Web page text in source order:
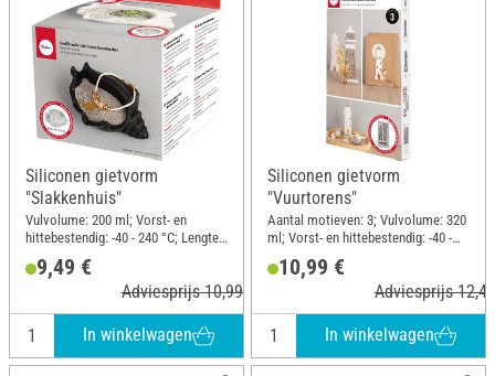
Siliconen gietvorm
"Slakkenhuis"
Vulvolume: 200 ml; Vorst- en
hittebestendig: -40 - 240 °C; Lengte:
6.3 cm; Materiaal: Siliconen
9,49 €
Adviesprijs 10,99 €
In winkelwagen
Siliconen gietvorm
"Vuurtorens"
Aantal motieven: 3; Vulvolume: 320
ml; Vorst- en hittebestendig: -40 -
cm; Materiaal: Siliconen
10,99 €
Adviesprijs
In winkelwagen